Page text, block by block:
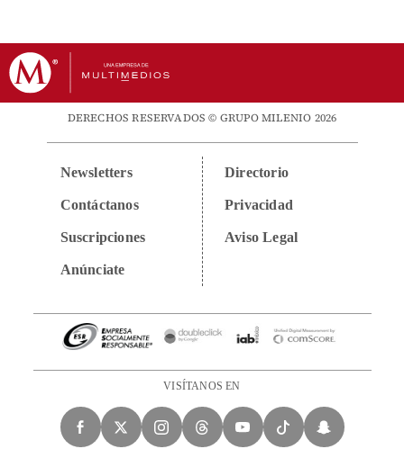
DERECHOS RESERVADOS © GRUPO MILENIO 2026
Newsletters
Contáctanos
Suscripciones
Anúnciate
Directorio
Privacidad
Aviso Legal
VISÍTANOS EN